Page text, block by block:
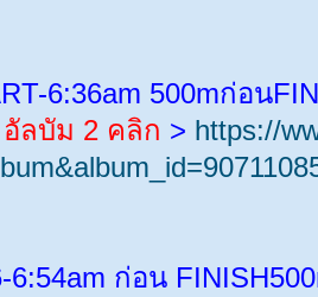
6:36am 500mก่อน
ลบัม 2 คลิก > https://
6:54am ก่อน